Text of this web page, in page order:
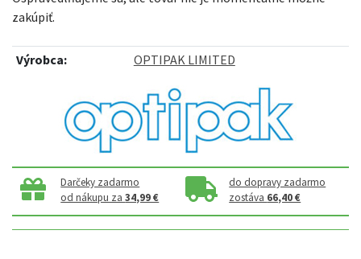
zakúpiť.
Výrobca: OPTIPAK LIMITED
Darčeky zadarmo
od nákupu za34,99 €
do dopravy zadarmo
zostáva 66,40 €